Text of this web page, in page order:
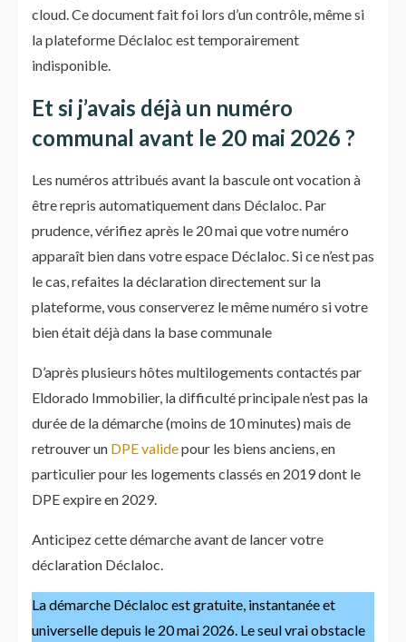
cloud. Ce document fait foi lors d’un contrôle, même si
la plateforme Déclaloc est temporairement
indisponible.
Et si j’avais déjà un numéro
communal avant le 20 mai 2026 ?
Les numéros attribués avant la bascule ont vocation à
être repris automatiquement dans Déclaloc. Par
prudence, vérifiez après le 20 mai que votre numéro
apparaît bien dans votre espace Déclaloc. Si ce n’est pas
le cas, refaites la déclaration directement sur la
plateforme, vous conserverez le même numéro si votre
bien était déjà dans la base communale
D’après plusieurs hôtes multilogements contactés par
Eldorado Immobilier, la difficulté principale n’est pas la
durée de la démarche (moins de 10 minutes) mais de
retrouver un DPE validepour les biens anciens, en
particulier pour les logements classés en 2019 dont le
DPE expire en 2029.
Anticipez cette démarche avant de lancer votre
déclaration Déclaloc.
La démarche Déclaloc est gratuite, instantanée et
universelle depuis le 20 mai 2026. Le seul vrai obstacle